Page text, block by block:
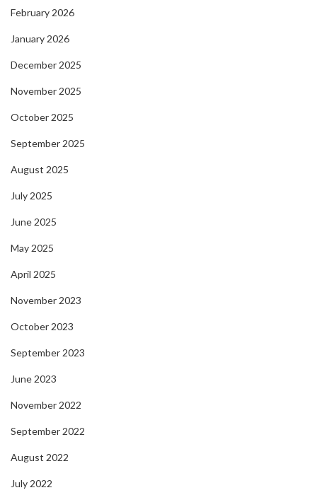
February 2026
January 2026
December 2025
November 2025
October 2025
September 2025
August 2025
July 2025
June 2025
May 2025
April 2025
November 2023
October 2023
September 2023
June 2023
November 2022
September 2022
August 2022
July 2022